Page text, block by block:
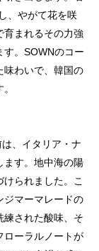
、やがて花を咲
育まれるその力強
す。SOWNのコー
味わいで、韓国の
、イタリア・ナ
ます。地中海の陽
られました。こ
ジマーマレードの
練された酸味、そ
ローラルノートが